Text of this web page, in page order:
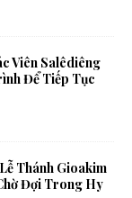
Viên Salêdiêng
Để Tiếp Tục
Thánh Gioakim
Đợi Trong Hy